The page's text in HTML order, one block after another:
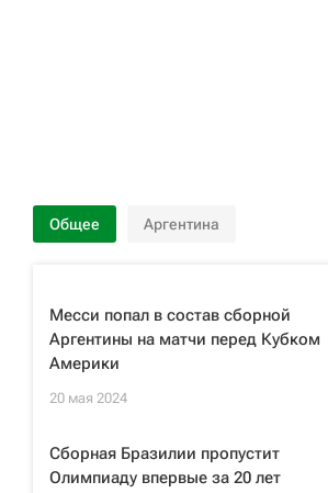
Общее Аргентина
Месси попал в состав сборной
Аргентины на матчи перед Кубком
Америки
20 мая 2024
Сборная Бразилии пропустит
Олимпиаду впервые за 20 лет